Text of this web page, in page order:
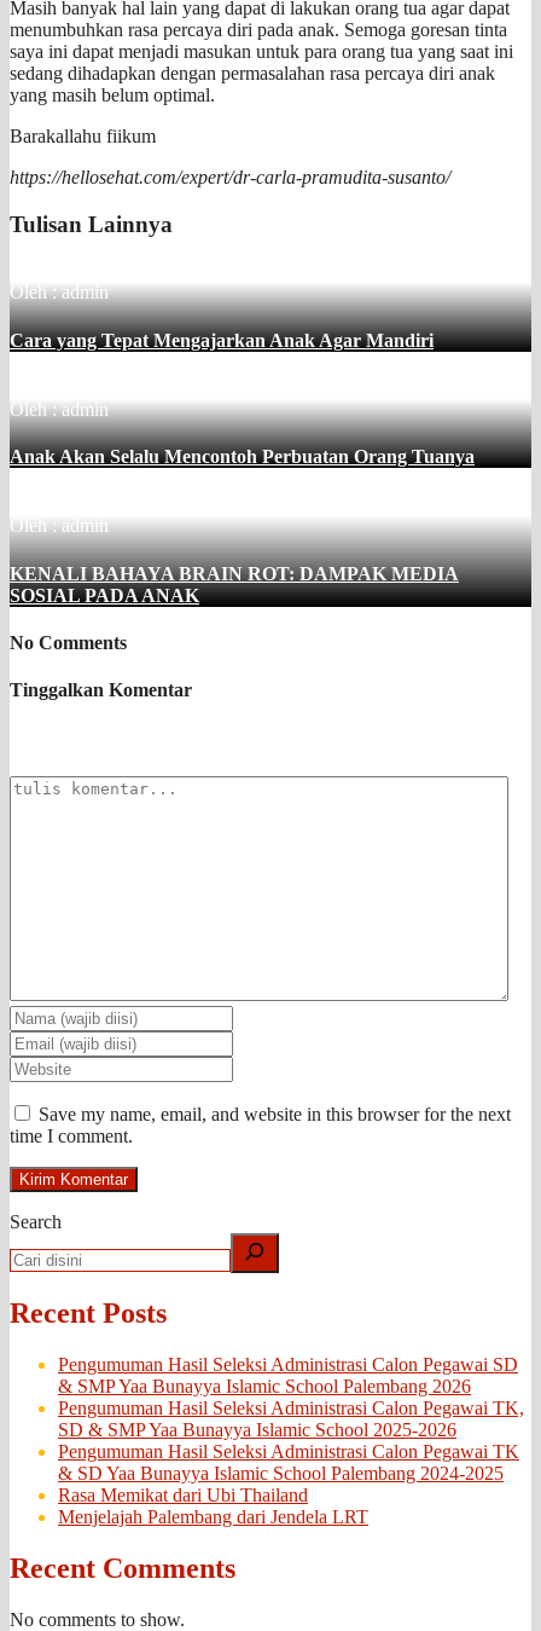
Masih banyak hal lain yang dapat di lakukan orang tua agar dapat
menumbuhkan rasa percaya diri pada anak. Semoga goresan tinta
saya ini dapat menjadi masukan untuk para orang tua yang saat ini
sedang dihadapkan dengan permasalahan rasa percaya diri anak
yang masih belum optimal.
Barakallahu fiikum
https://hellosehat.com/expert/dr-carla-pramudita-susanto/
Tulisan Lainnya
Oleh : admin
Cara yang Tepat Mengajarkan Anak Agar Mandiri
Oleh : admin
Anak Akan Selalu Mencontoh Perbuatan Orang Tuanya
Oleh : admin
KENALI BAHAYA BRAIN ROT: DAMPAK MEDIA
SOSIAL PADA ANAK
No Comments
Tinggalkan Komentar
Save my name, email, and website in this browser for the next
time I comment.
Search
Recent Posts
Pengumuman Hasil Seleksi Administrasi Calon Pegawai SD
& SMP Yaa Bunayya Islamic School Palembang 2026
Pengumuman Hasil Seleksi Administrasi Calon Pegawai TK,
SD & SMP Yaa Bunayya Islamic School 2025-2026
Pengumuman Hasil Seleksi Administrasi Calon Pegawai TK
& SD Yaa Bunayya Islamic School Palembang 2024-2025
Rasa Memikat dari Ubi Thailand
Menjelajah Palembang dari Jendela LRT
Recent Comments
No comments to show.